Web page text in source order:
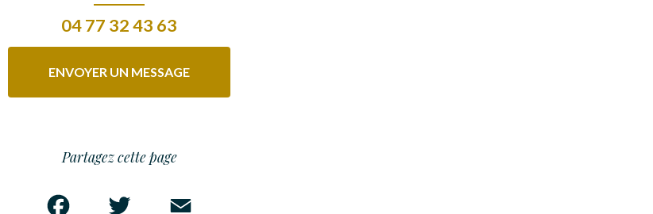
04 77 32 43 63
ENVOYER UN MESSAGE
Partagez cette page